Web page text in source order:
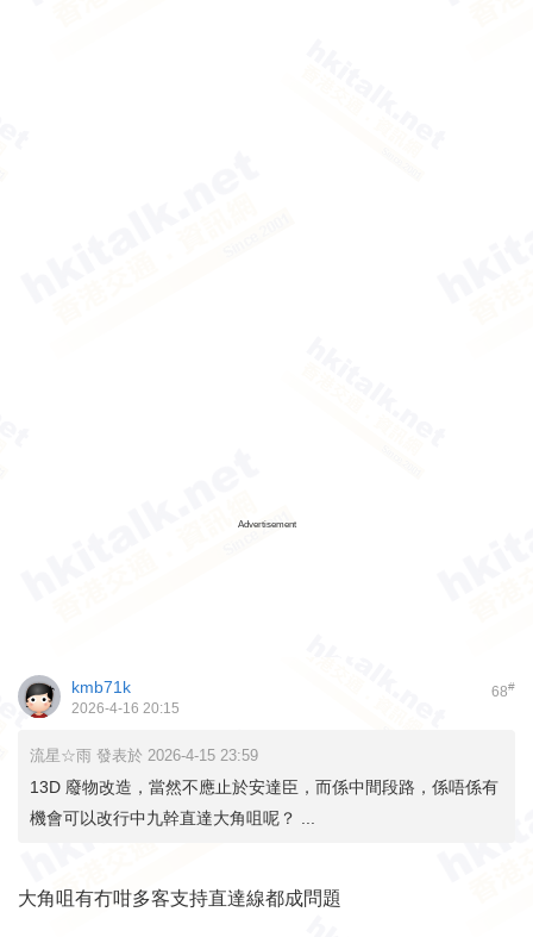
Advertisement
68#
kmb71k
2026-4-16 20:15
流星☆雨 發表於 2026-4-15 23:59
13D 廢物改造，當然不應止於安達臣，而係中間段路，係唔係有
機會可以改行中九幹直達大角咀呢？ ...
大角咀有冇咁多客支持直達線都成問題